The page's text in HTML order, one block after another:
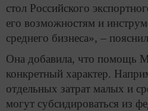
стол Российского
его возможностям и
среднего бизнеса», –
Она добавила, что помощь
конкретный характер.
отдельных затрат малых и
могут субсидироваться из